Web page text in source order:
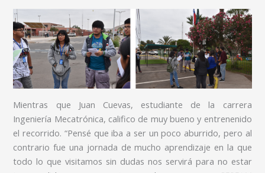
Mientras que Juan Cuevas, estudiante de la carrera
Ingeniería Mecatrónica, califico de muy bueno y entrenenido
el recorrido. “Pensé que iba a ser un poco aburrido, pero al
contrario fue una jornada de mucho aprendizaje en la que
todo lo que visitamos sin dudas nos servirá para no estar